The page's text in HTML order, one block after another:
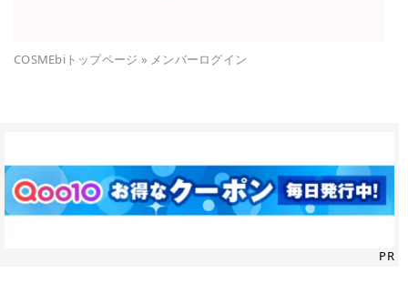
COSMEbiトップページ » メンバーログイン
PR